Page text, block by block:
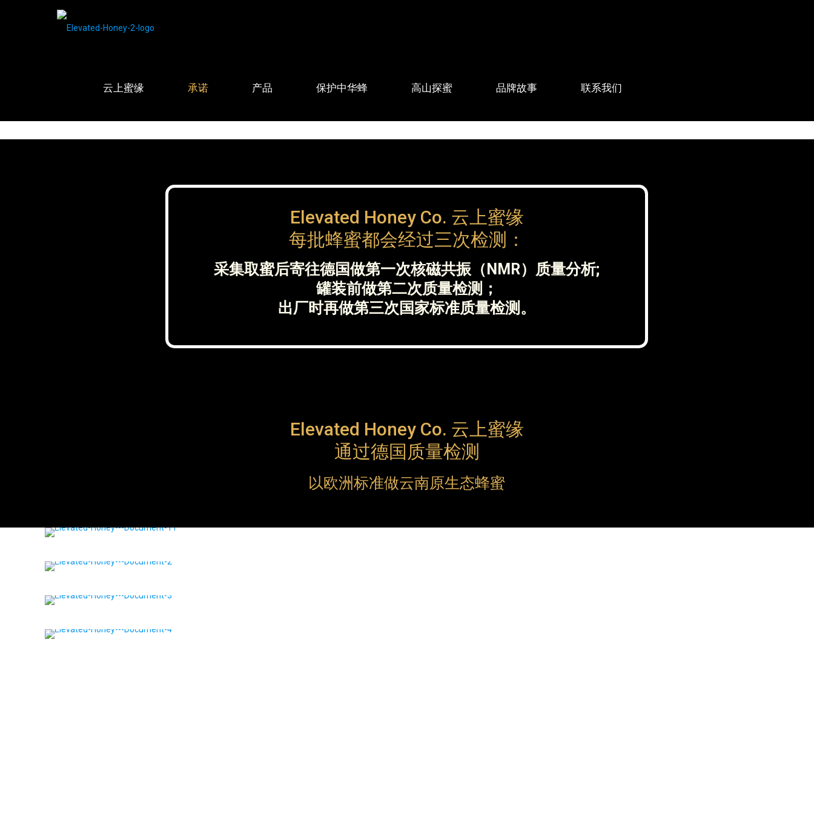
云上蜜缘 承诺 产品 保护中华蜂 高山探蜜 品牌故事 联系我们
Elevated Honey Co. 云上蜜缘
每批蜂蜜都会经过三次检测：
采集取蜜后寄往德国做第一次核磁共振（NMR）质量分析;
罐装前做第二次质量检测；
出厂时再做第三次国家标准质量检测。
Elevated Honey Co. 云上蜜缘
通过德国质量检测
以欧洲标准做云南原生态蜂蜜